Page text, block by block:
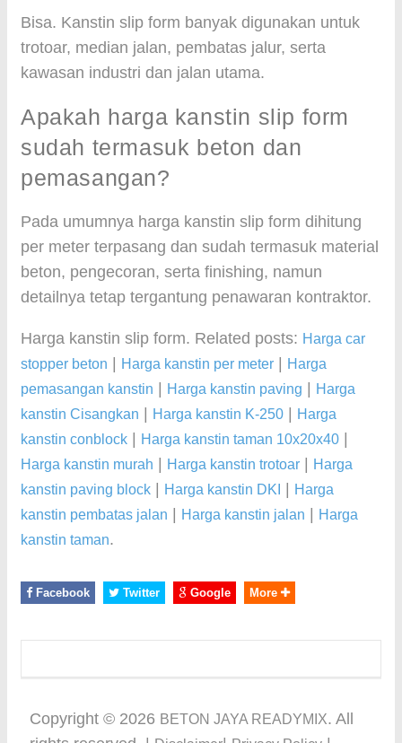
Bisa. Kanstin slip form banyak digunakan untuk
trotoar, median jalan, pembatas jalur, serta
kawasan industri dan jalan utama.
Apakah harga kanstin slip form
sudah termasuk beton dan
pemasangan?
Pada umumnya harga kanstin slip form dihitung
per meter terpasang dan sudah termasuk material
beton, pengecoran, serta finishing, namun
detailnya tetap tergantung penawaran kontraktor.
Harga kanstin slip form. Related posts: Harga car
stopper beton
Harga kanstin per meter
Harga
pemasangan kanstin
Harga kanstin paving
Harga
kanstin Cisangkan
Harga kanstin K-250
Harga
kanstin conblock
Harga kanstin taman 10x20x40
Harga kanstin murah Harga kanstin trotoar
Harga
kanstin paving block
Harga kanstin DKI
Harga
kanstin pembatas jalan
Harga kanstin jalan
Harga
kanstin taman.
Facebook Twitter Google More
Copyright © 2026 BETON JAYA READYMIX. All